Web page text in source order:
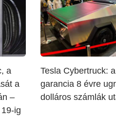
a
a
–
ig
Tesla Cybertruck:
garancia 8 évre
dolláros számlák